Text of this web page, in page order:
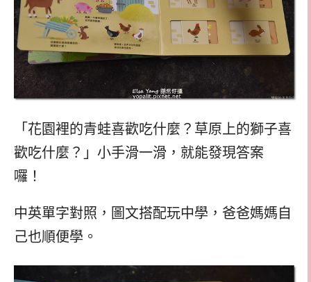
「花園裡的青蛙喜歡吃什麼？草原上的獅子喜
歡吃什麼？」小手滑一滑，就能發現答案
囉！
中英單字對照，圖文搭配玩中學，爸爸媽媽自
己也順便學。